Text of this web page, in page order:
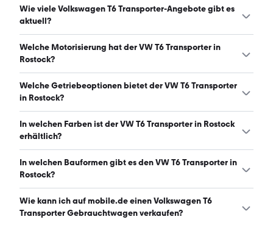
Ein guter Preis für einen VW T6 Transporter in Rostock liegt
zwischen 14.495 € und 24.840 €. (Stand: 6.8.2026)
Wie viele Volkswagen T6 Transporter-Angebote gibt es
aktuell?
Es gibt insgesamt 31 Volkswagen T6 Transporter bei
mobile.de, davon 30 Gebraucht- und 1 Neuwagen.
Welche Motorisierung hat der VW T6 Transporter in
Rostock?
Der VW T6 Transporter in Rostock hat Leistungen zwischen
101 und 150 PS. (Stand: 6.8.2026)
Welche Getriebeoptionen bietet der VW T6 Transporter
in Rostock?
Der VW T6 Transporter in Rostock ist mit manuellem und
automatischem Getriebe erhältlich. (Stand: 6.8.2026)
In welchen Farben ist der VW T6 Transporter in Rostock
erhältlich?
Den VW T6 Transporter in Rostock gibt es in folgenden
Farben: weiß, grau, blau, silber, schwarz, grün, rot und
In welchen Bauformen gibt es den VW T6 Transporter in
Rostock?
Den VW T6 Transporter in Rostock gibt es in folgenden
Bauformen: Van. (Stand: 6.8.2026)
Wie kann ich auf mobile.de einen Volkswagen T6
Transporter Gebrauchtwagen verkaufen?